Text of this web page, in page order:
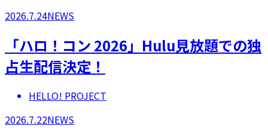
2026.7.24NEWS
「ハロ！コン 2026」Hulu見放題での独
占生配信決定！
HELLO! PROJECT
2026.7.22NEWS